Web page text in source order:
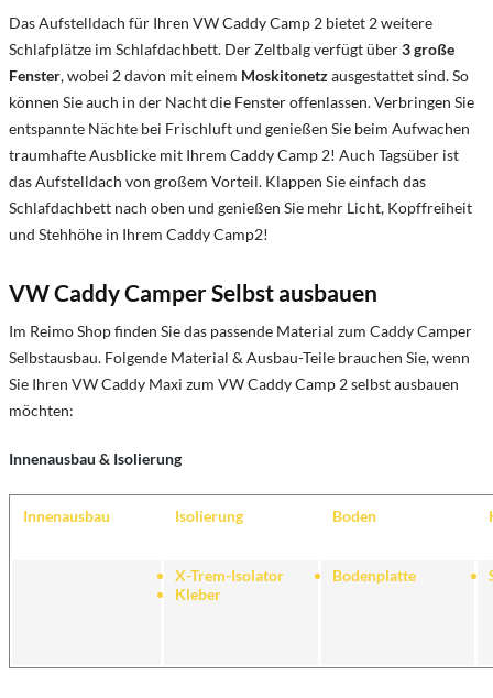
Das Aufstelldach für Ihren VW Caddy Camp 2 bietet 2 weitere
Schlafplätze im Schlafdachbett. Der Zeltbalg verfügt über3 große
Fenster, wobei 2 davon mit einem Moskitonetzausgestattet sind. So
können Sie auch in der Nacht die Fenster offenlassen. Verbringen Sie
entspannte Nächte bei Frischluft und genießen Sie beim Aufwachen
traumhafte Ausblicke mit Ihrem Caddy Camp 2! Auch Tagsüber ist
das Aufstelldach von großem Vorteil. Klappen Sie einfach das
Schlafdachbett nach oben und genießen Sie mehr Licht, Kopffreiheit
und Stehhöhe in Ihrem Caddy Camp2!
VW Caddy Camper Selbst ausbauen
Im Reimo Shop finden Sie das passende Material zum Caddy Camper
Selbstausbau. Folgende Material & Ausbau-Teile brauchen Sie, wenn
Sie Ihren VW Caddy Maxi zum VW Caddy Camp 2 selbst ausbauen
möchten:
Innenausbau & Isolierung
Innenausbau Isolierung Boden
X-Trem-Isolator
Kleber
Bodenplatte